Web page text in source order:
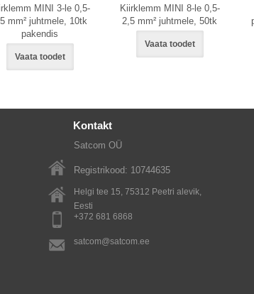
MINI 3-le 0,5-
mm² juhtmele, 10tk
pakendis
Vaata toodet
Kiirklemm MINI 8-le 0,5-
2,5 mm² juhtmele, 50tk
Vaata toodet
Kontakt
Satcom OÜ
Registrikood: 10744635
Helgi tee 15, 75312 Peetri alevik,
Eesti
+372 681 6868
satcom@satcom.ee